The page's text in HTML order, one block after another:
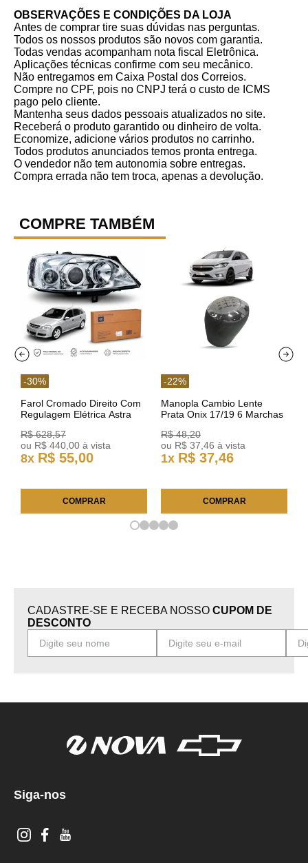
OBSERVAÇÕES E CONDIÇÕES DA LOJA
Antes de comprar tire suas dúvidas nas perguntas.
Todos os nossos produtos são novos com garantia.
Todas vendas acompanham nota fiscal Eletrônica.
Aplicações técnicas confirme com seu mecânico.
Não entregamos em Caixa Postal dos Correios.
Compre no CPF, pois no CNPJ terá o custo de ICMS
pago pelo cliente.
Mantenha seus dados pessoais atualizados no site.
Receberá o produto garantido ou dinheiro de volta.
Economize, adicione vários produtos no carrinho.
Todos produtos anunciados temos pronta entrega.
O vendedor não tem autonomia sobre entregas.
Compra errada não tem troca, apenas a devolução.
COMPRE TAMBÉM
-30%
Farol Cromado Direito Com
Regulagem Elétrica Astra
R$ 628,57
ou R$ 440 00 à vista
8x R$ 55,00
COMPRAR
-22%
Manopla Cambio Lente
Prata Onix 17/19 6 Marchas
R$ 48,20
ou R$ 37 46 à vista
1x R$ 37,46
COMPRAR
CADASTRE-SE E RECEBA NOSSO CUPOM DE
DESCONTO
Siga-nos